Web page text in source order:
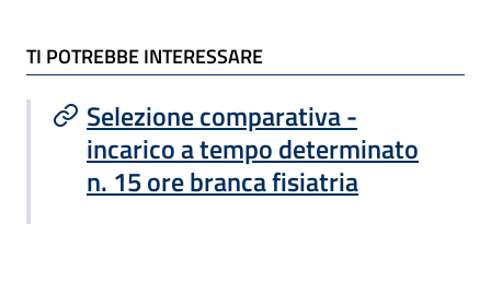
TI POTREBBE INTERESSARE
TI POTREBBE INTERESSARE
Selezione comparativa -
incarico a tempo determinato
n. 15 ore branca fisiatria